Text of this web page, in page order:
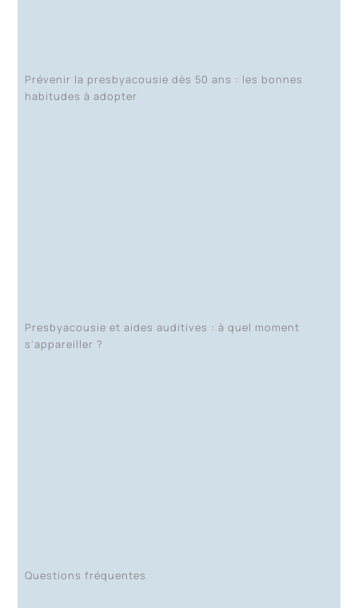
Prévenir la presbyacousie dès 50 ans : les bonnes
habitudes à adopter
Presbyacousie et aides auditives : à quel moment
s'appareiller ?
Questions fréquentes